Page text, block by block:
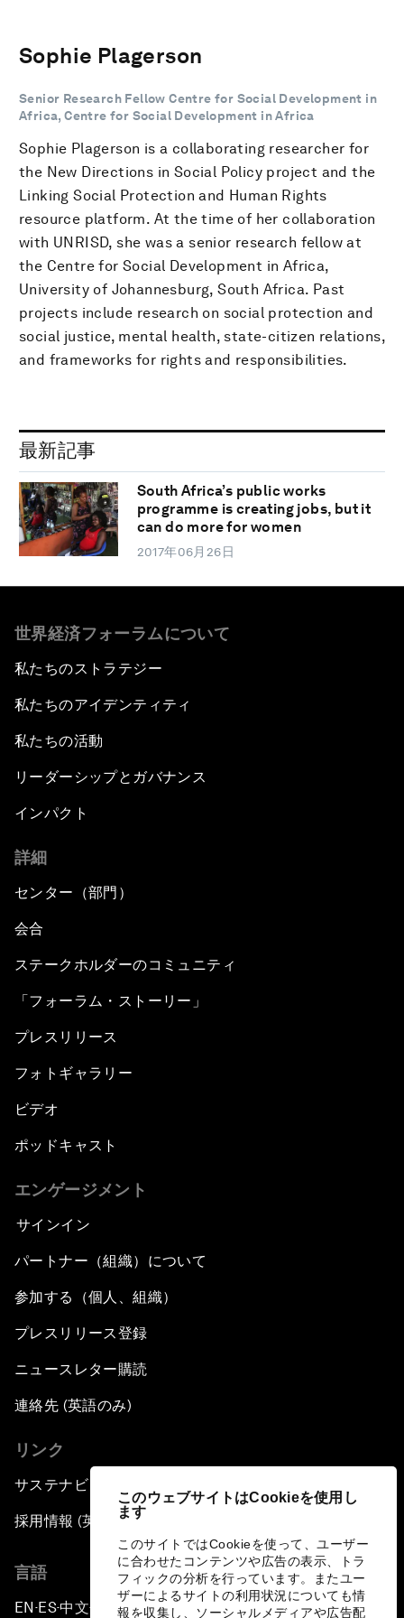
このウェブサイトはCookieを使用し
ます
このサイトではCookieを使って、ユーザー
に合わせたコンテンツや広告の表示、トラ
フィックの分析を行っています。またユー
ザーによるサイトの利用状況についても情
報を収集し、ソーシャルメディアや広告配
Sophie Plagerson
Senior Research Fellow Centre for Social Development in
Africa, Centre for Social Development in Africa
Sophie Plagerson is a collaborating researcher for
the New Directions in Social Policy project and the
Linking Social Protection and Human Rights
resource platform. At the time of her collaboration
with UNRISD, she was a senior research fellow at
the Centre for Social Development in Africa,
University of Johannesburg, South Africa. Past
projects include research on social protection and
social justice, mental health, state-citizen relations,
and frameworks for rights and responsibilities.
最新記事
South Africa’s public works
programme is creating jobs, but it
can do more for women
2017年06月26日
世界経済フォーラムについて
私たちのストラテジー
私たちのアイデンティティ
私たちの活動
リーダーシップとガバナンス
インパクト
詳細
センター（部門）
会合
ステークホルダーのコミュニティ
「フォーラム・ストーリー」
プレスリリース
フォトギャラリー
ビデオ
ポッドキャスト
エンゲージメント
サインイン
パートナー（組織）について
参加する（個人、組織）
プレスリリース登録
ニュースレター購読
連絡先 (英語のみ)
リンク
サステナビリティへの取り組み
採用情報 (英語のみ)
言語
EN ▪ ES▪中文▪ 日本語